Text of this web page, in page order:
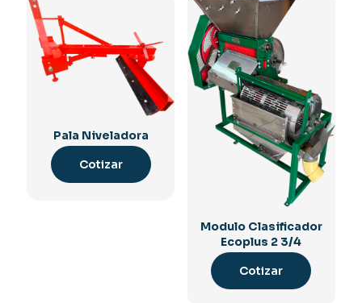
Pala Niveladora
Cotizar
Modulo Clasificador
Ecoplus 2 3/4
Cotizar